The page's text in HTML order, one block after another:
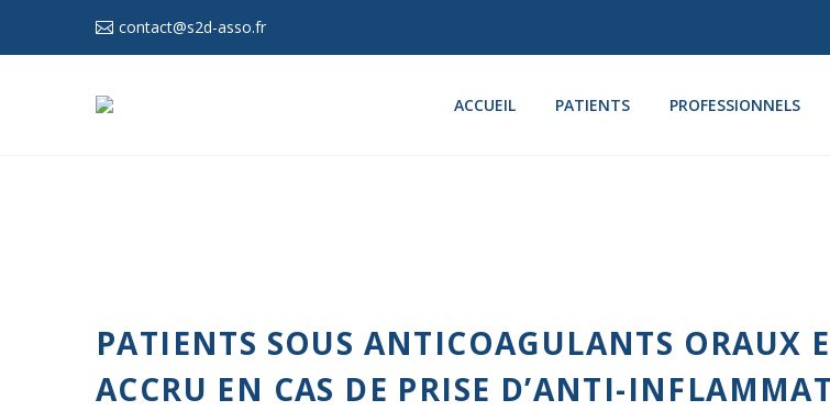
contact@s2d-asso.fr
ACCUEIL PATIENTS PROFESSIONNELS
PATIENTS SOUS ANTICOAGULANTS ORAUX
ACCRU EN CAS DE PRISE D’ANTI-